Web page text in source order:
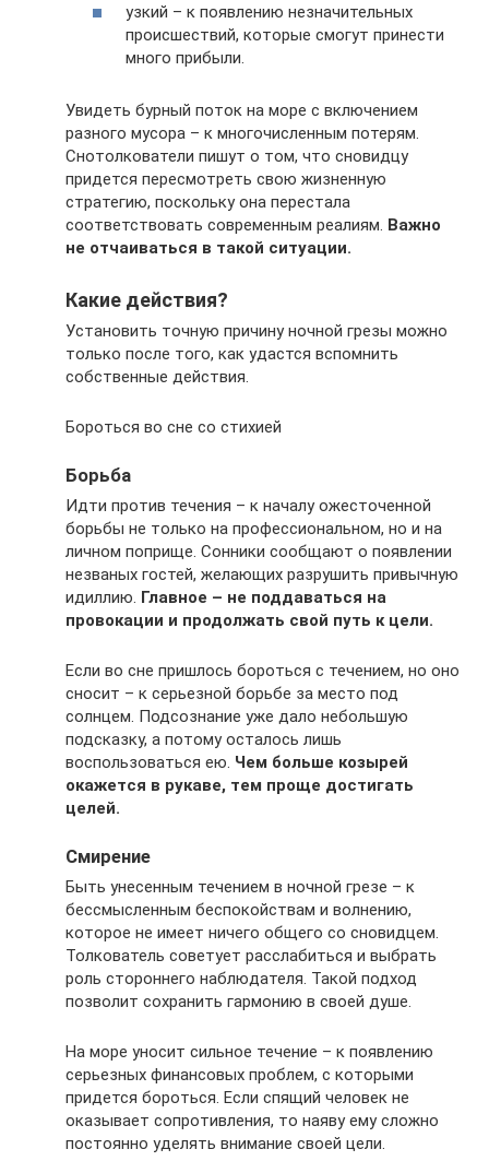
узкий – к появлению незначительных
происшествий, которые смогут принести
много прибыли.
Увидеть бурный поток на море с включением
разного мусора – к многочисленным потерям.
Снотолкователи пишут о том, что сновидцу
придется пересмотреть свою жизненную
стратегию, поскольку она перестала
соответствовать современным реалиям. Важно
не отчаиваться в такой ситуации.
Какие действия?
Установить точную причину ночной грезы можно
только после того, как удастся вспомнить
собственные действия.
Бороться во сне со стихией
Борьба
Идти против течения – к началу ожесточенной
борьбы не только на профессиональном, но и на
личном поприще. Сонники сообщают о появлении
незваных гостей, желающих разрушить привычную
идиллию. Главное – не поддаваться на
провокации и продолжать свой путь к цели.
Если во сне пришлось бороться с течением, но оно
сносит – к серьезной борьбе за место под
солнцем. Подсознание уже дало небольшую
подсказку, а потому осталось лишь
воспользоваться ею. Чем больше козырей
окажется в рукаве, тем проще достигать
целей.
Смирение
Быть унесенным течением в ночной грезе – к
бессмысленным беспокойствам и волнению,
которое не имеет ничего общего со сновидцем.
Толкователь советует расслабиться и выбрать
роль стороннего наблюдателя. Такой подход
позволит сохранить гармонию в своей душе.
На море уносит сильное течение – к появлению
серьезных финансовых проблем, с которыми
придется бороться. Если спящий человек не
оказывает сопротивления, то наяву ему сложно
постоянно уделять внимание своей цели.